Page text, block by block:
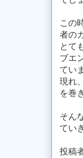
この
者の
とて
ブエ
てい
現れ
を巻
そん
てい
投稿